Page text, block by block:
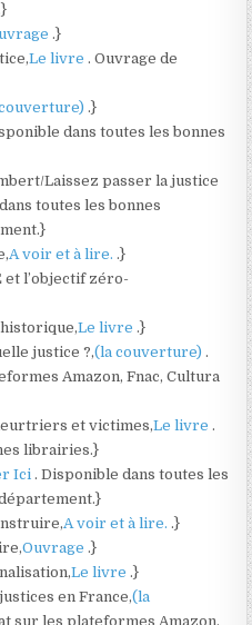
.}
Le livre. Ouvrage de
.}
dans toutes les bonnes
Laissez passer la justice
toutes les bonnes
A voir et à lire..}
et l’objectif zéro-
Le livre.}
justice ?,(la couverture).
Amazon, Fnac, Cultura
et victimes,Le livre.
librairies.}
Ici. Disponible dans toutes les
A voir et à lire..}
Ouvrage.}
Le livre.}
en France,(la
sur les plateformes Amazon,